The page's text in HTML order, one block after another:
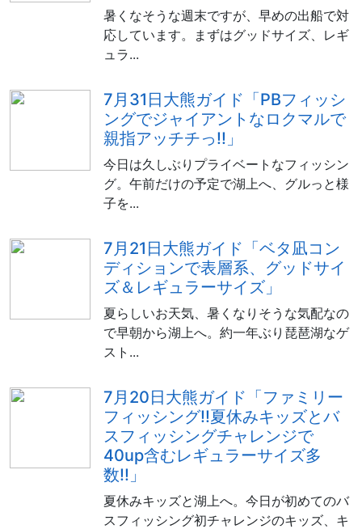
暑くなそうな週末ですが、早めの出船で対
応しています。まずはグッドサイズ、レギ
ュラ...
7月31日大熊ガイド「PBフィッシ
ングでジャイアントなロクマルで
親指アッチチっ!!」
今日は久しぶりプライベートなフィッシン
グ。午前だけの予定で湖上へ、グルっと様
子を...
7月21日大熊ガイド「ベタ凪コン
ディションで表層系、グッドサイ
ズ＆レギュラーサイズ」
夏らしいお天気、暑くなりそうな気配なの
で早朝から湖上へ。約一年ぶり琵琶湖なゲ
スト...
7月20日大熊ガイド「ファミリー
フィッシング!!夏休みキッズとバ
スフィッシングチャレンジで
40up含むレギュラーサイズ多
数!!」
夏休みキッズと湖上へ。今日が初めてのバ
スフィッシング初チャレンジのキッズ、キ